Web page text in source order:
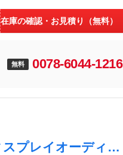
在庫の確認・お見積り（無料）
無料 0078-6044-1216
ヴォクシー ハイブリッドＸ ・１０インチディスプレイオーディオ＆リア１３インチモニタ・ＬＥＤ・バックカメラ・パワースライドドア・後期モデルの実走５７，４６０ｋｍ